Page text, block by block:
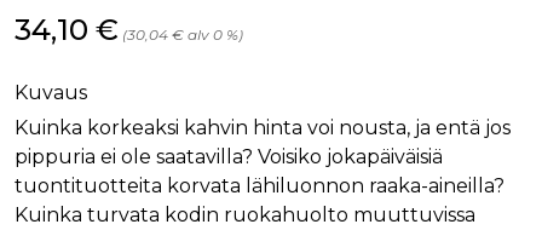
Hinta nyt
34,10 € (30,04 € alv 0 %)
Kuvaus
Kuinka korkeaksi kahvin hinta voi nousta, ja entä jos
pippuria ei ole saatavilla? Voisiko jokapäiväisiä
tuontituotteita korvata lähiluonnon raaka-aineilla?
Kuinka turvata kodin ruokahuolto muuttuvissa